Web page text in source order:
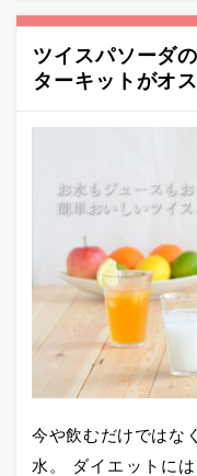
ツイスパソーダ
ターキットがオ
今や飲むだけではな
水。 ダイエットに